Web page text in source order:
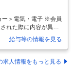
ー＞電気・電子 ※会員
れた際に内容が異な
ジニアリングは、電
に拡大しており、こ
務、人事の業務を担
を目指す意欲的な人
スです。 【事業・組
給与等の情報を見る
求人情報をもっと見る